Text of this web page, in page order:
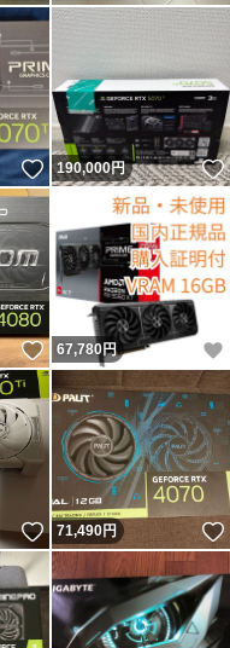
いいね！
190,000円
いいね！
67,780円
いいね！
71,490円